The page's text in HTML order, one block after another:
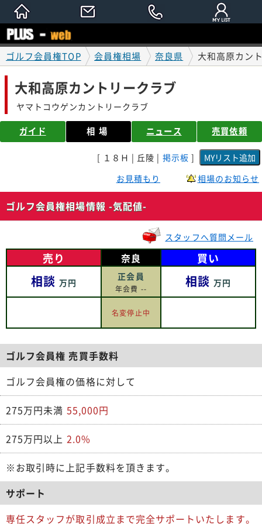
ゴルフ会員権TOP 会員権相場 奈良県 大和高原カン
大和高原カントリークラブ
ヤマトコウゲンカントリークラブ
ガイド 相場 ニュース 売買依頼
[ １８Ｈ | 丘陵 | 掲示板 ]
お見積もり
相場のお知らせ
ゴルフ会員権相場情報 -気配値-
スタッフへ質問メール
売り
相談万円
奈良
正会員
年会費 --
名変停止中
買い
相談万円
ゴルフ会員権 売買手数料
ゴルフ会員権の価格に対して
275万円未満 55,000円
275万円以上 2.0%
※お取引時に上記手数料を頂きます。
サポート
専任スタッフが取引成立まで完全サポートいたします。